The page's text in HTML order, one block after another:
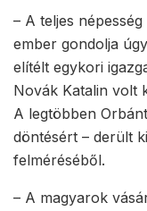
– A teljes
ember gondolja
elítélt egykori
Novák Katalin volt
A legtöbben
döntésért – derült
felméréséből.
– A magyarok